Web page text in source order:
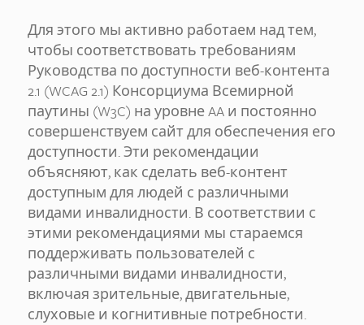
Для этого мы активно работаем над тем,
чтобы соответствовать требованиям
Руководства по доступности веб-контента
2.1 (WCAG 2.1) Консорциума Всемирной
паутины (W3C) на уровне AA и постоянно
совершенствуем сайт для обеспечения его
доступности. Эти рекомендации
объясняют, как сделать веб-контент
доступным для людей с различными
видами инвалидности. В соответствии с
этими рекомендациями мы стараемся
поддерживать пользователей с
различными видами инвалидности,
включая зрительные, двигательные,
слуховые и когнитивные потребности.